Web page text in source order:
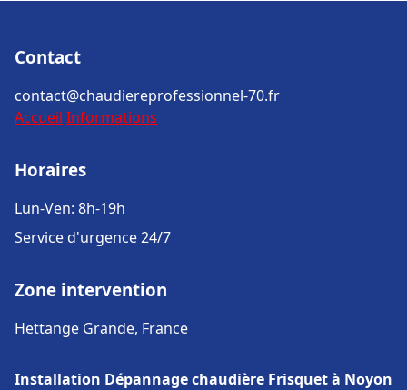
Contact
contact@chaudiereprofessionnel-70.fr
Accueil Informations
Horaires
Lun-Ven: 8h-19h
Service d'urgence 24/7
Zone intervention
Hettange Grande, France
Installation Dépannage chaudière Frisquet à Noyon